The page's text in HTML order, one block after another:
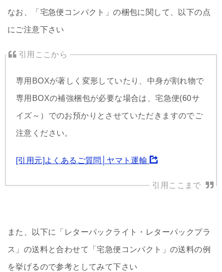
なお、「宅急便コンパクト」の梱包に関して、以下の点
にご注意下さい
専用BOXが著しく変形していたり、中身が割れ物で
専用BOXの補強梱包が必要な場合は、宅急便(60サ
イズ～）でのお預かりとさせていただきますのでご
注意ください。
[引用元]よくあるご質問│ヤマト運輸
また、以下に「レターパックライト・レターパックプラ
ス」の送料と合わせて「宅急便コンパクト」の送料の例
を挙げるので参考としてみて下さい